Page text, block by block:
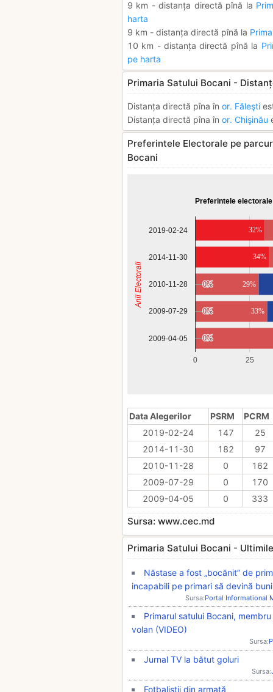
9 km - distanța directă pînă la
harta
9 km - distanța directă pînă la
10 km - distanța directă pînă la
pe harta
Primaria Satului Bocani -
Distanța directă pîna în or. Făleşti
Distanța directă pîna în or. Chişinău
Preferintele Electorale pe
Bocani
Preferintele
0 25
2019-02-24
2014-11-30
2010-11-28
2009-07-29
2009-04-05
32%
34%
0%
0%
0%
0%
0%
0%
29%
33%
Anii Electorali
Data Alegerilor PSRM
PCRM
2019-02-24
147
25
2014-11-30
182
97
2010-11-28
0
162
2009-07-29
0
170
2009-04-05
0 333
Sursa: www.cec.md
Primaria Satului Bocani -
Năstase a fost „bocănit” de
incapabili pe primari să devină
Sursa:Portal Informational
Primarul satului Bocani,
volan (VIDEO)
Sursa:
Jurnal TV la bătut goluri
Sursa:
Fotbaliştii din armată